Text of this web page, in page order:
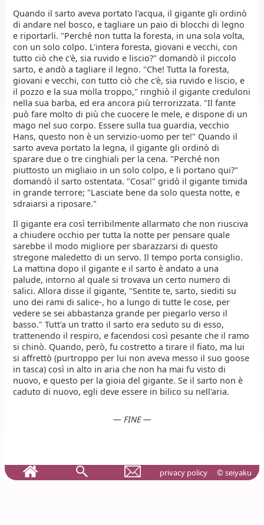
Quando il sarto aveva portato l'acqua, il gigante gli ordinò
di andare nel bosco, e tagliare un paio di blocchi di legno
e riportarli. "Perché non tutta la foresta, in una sola volta,
con un solo colpo. L'intera foresta, giovani e vecchi, con
tutto ciò che c'è, sia ruvido e liscio?" domandò il piccolo
sarto, e andò a tagliare il legno. "Che! Tutta la foresta,
giovani e vecchi, con tutto ciò che c'è, sia ruvido e liscio, e
il pozzo e la sua molla troppo," ringhiò il gigante creduloni
nella sua barba, ed era ancora più terrorizzata. "Il fante
può fare molto di più che cuocere le mele, e dispone di un
mago nel suo corpo. Essere sulla tua guardia, vecchio
Hans, questo non è un servizio-uomo per te!" Quando il
sarto aveva portato la legna, il gigante gli ordinò di
sparare due o tre cinghiali per la cena. "Perché non
piuttosto un migliaio in un solo colpo, e li portano qui?"
domandò il sarto ostentata. "Cosa!" gridò il gigante timida
in grande terrore; "Lasciate bene da solo questa notte, e
sdraiarsi a riposare."
Il gigante era così terribilmente allarmato che non riusciva
a chiudere occhio per tutta la notte per pensare quale
sarebbe il modo migliore per sbarazzarsi di questo
stregone maledetto di un servo. Il tempo porta consiglio.
La mattina dopo il gigante e il sarto è andato a una
palude, intorno al quale si trovava un certo numero di
salici. Allora disse il gigante, "Sentite te, sarto, siediti su
uno dei rami di salice-, ho a lungo di tutte le cose, per
vedere se sei abbastanza grande per piegarlo verso il
basso." Tutt'a un tratto il sarto era seduto su di esso,
trattenendo il respiro, e facendosi così pesante che il ramo
si chinò. Quando, però, fu costretto a tirare il fiato, ma lui
si affrettò (purtroppo per lui non aveva messo il suo goose
in tasca) così in alto in aria che non ha mai fu visto di
nuovo, e questo per la gioia del gigante. Se il sarto non è
caduto di nuovo, egli deve essere in bilico su nell'aria.
— FINE —
privacy policy © seiyaku